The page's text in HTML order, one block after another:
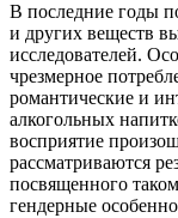
В последние годы
и других веществ
исследователей.
чрезмерное
романтические и
алкогольных
восприятие
рассматриваются
посвященного
гендерные